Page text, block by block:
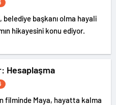
belediye başkanı olma hayali
hikayesini konu ediyor.
Hesaplaşma
filminde Maya, hayatta kalma